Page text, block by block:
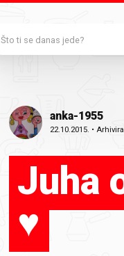
anka-1955
22.10.2015. •
Juha
♥
Što ti se danas jede?